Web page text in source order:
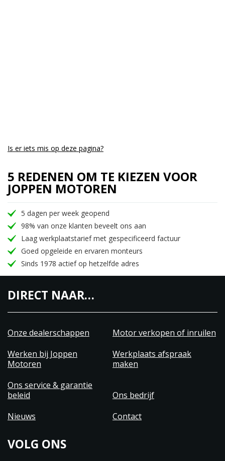
Is er iets mis op deze pagina?
5 REDENEN OM TE KIEZEN VOOR
JOPPEN MOTOREN
5 dagen per week geopend
98% van onze klanten beveelt ons aan
Laag werkplaatstarief met gespecificeerd factuur
Goed opgeleide en ervaren monteurs
Sinds 1978 actief op hetzelfde adres
DIRECT NAAR…
Onze dealerschappen
Motor verkopen of inruilen
Werken bij Joppen
Motoren
Werkplaats afspraak
maken
Ons service & garantie
beleid
Ons bedrijf
Nieuws
Contact
VOLG ONS